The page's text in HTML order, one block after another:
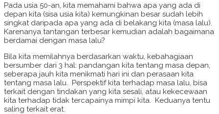
Pada usia 50-an, kita memahami bahwa apa yang ada di
depan kita (sisa usia kita) kemungkinan besar sudah lebih
singkat daripada apa yang ada di belakang kita (masa lalu).
Karenanya tantangan terbesar kemudian adalah bagaimana
berdamai dengan masa lalu?
Bila kita memilahnya berdasarkan waktu, kebahagiaan
bersumber dari 3 hal: pandangan kita tentang masa depan,
seberapa jauh kita menikmati hari ini dan perasaan kita
tentang masa lalu. Perspektif kita terhadap masa lalu, bisa
terkait dengan tindakan yang kita sesali, atau kekecewaan
kita terhadap tidak tercapainya mimpi kita. Keduanya tentu
saling terkait erat.